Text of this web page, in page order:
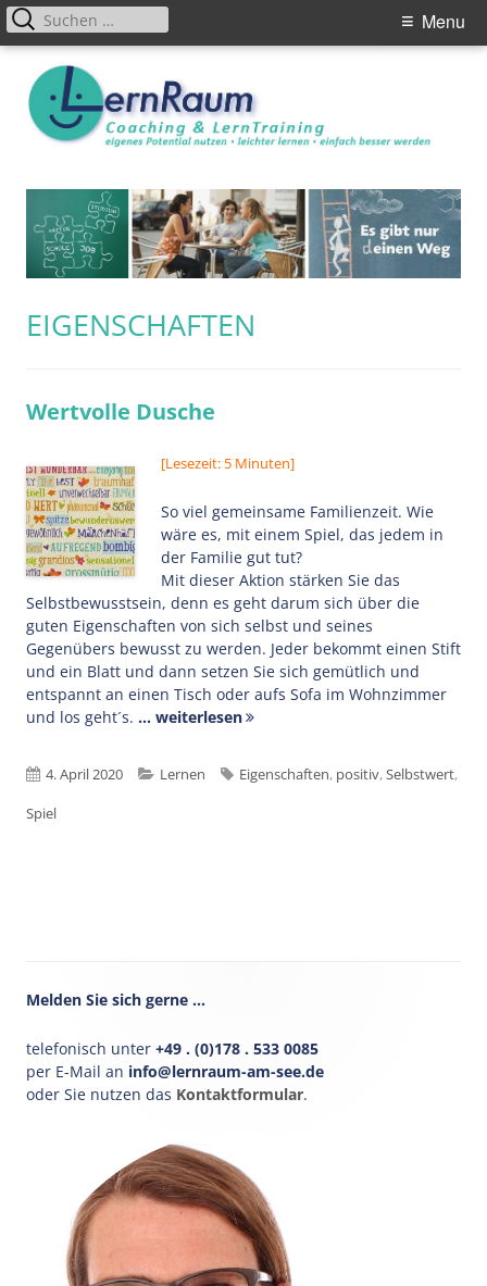
content
Primary
Menu
Menu
Suchen
nach:
SCHLAGWORT:
EIGENSCHAFTEN
Wertvolle Dusche
[Lesezeit: 5 Minuten]
So viel gemeinsame Familienzeit. Wie
wäre es, mit einem Spiel, das jedem in
der Familie gut tut?
Mit dieser Aktion stärken Sie das
Selbstbewusstsein, denn es geht darum sich über die
guten Eigenschaften von sich selbst und seines
Gegenübers bewusst zu werden. Jeder bekommt einen Stift
und ein Blatt und dann setzen Sie sich gemütlich und
entspannt an einen Tisch oder aufs Sofa im Wohnzimmer
und los geht´s. ... weiterlesen
Veröffentlicht
am
4. April 2020 Kategorien
Lernen Schlagwörter
Eigenschaften, positiv,Selbstwert,
Spiel
Haupt-
Seitenleiste
Melden Sie sich gerne …
telefonisch unter +49 . (0)178 . 533 0085
per E-Mail an info@lernraum-am-see.de
oder Sie nutzen das Kontaktformular.